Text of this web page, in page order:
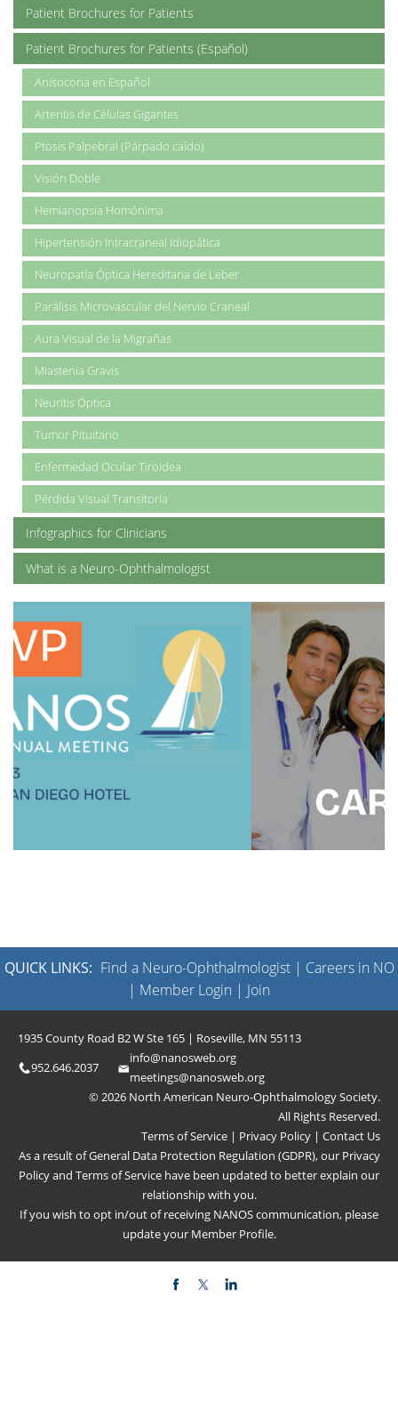
Patient Brochures for Patients
Patient Brochures for Patients (Español)
Anisocoria en Español
Arteritis de Células Gigantes
Ptosis Palpebral (Párpado caído)
Visión Doble
Hemianopsia Homónima
Hipertensión Intracraneal Idiopática
Neuropatía Óptica Hereditaria de Leber
Parálisis Microvascular del Nervio Craneal
Aura Visual de la Migrañas
Miastenia Gravis
Neuritis Óptica
Tumor Pituitario
Enfermedad Ocular Tiroidea
Pérdida Visual Transitoria
Infographics for Clinicians
What is a Neuro-Ophthalmologist
QUICK LINKS: Find a Neuro-Ophthalmologist| Careers in NO
| Member Login | Join
1935 County Road B2 W Ste 165 | Roseville, MN 55113
952.646.2037
info@nanosweb.org
meetings@nanosweb.org
© 2026 North American Neuro-Ophthalmology Society.
All Rights Reserved.
Terms of Service | Privacy Policy | Contact Us
As a result of General Data Protection Regulation (GDPR), our Privacy
Policyand Terms of Service have been updated to better explain our
relationship with you.
If you wish to opt in/out of receiving NANOS communication, please
update your Member Profile.